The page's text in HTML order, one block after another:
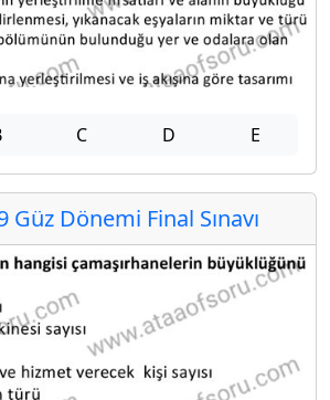
C D E
Güz Dönemi Final Sınavı